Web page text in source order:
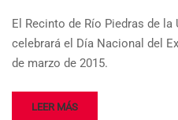
El Recinto de Río Piedras de
celebrará el Día Nacional del
de marzo de 2015.
LEER MÁS